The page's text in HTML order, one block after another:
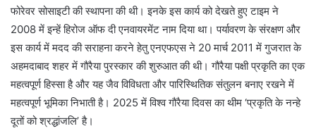
फोरेवर सोसाइटी की स्थापना की थी। इनके इस कार्य को देखते हुए टाइम ने
2008 में इन्हें हिरोज ऑफ दी एनवायरमेंट नाम दिया था। पर्यावरण के संरक्षण और
इस कार्य में मदद की सराहना करने हेतु एनएफएस ने 20 मार्च 2011 में गुजरात के
अहमदाबाद शहर में गौरैया पुरस्कार की शुरुआत की थी। गौरैया पक्षी प्रकृति का एक
महत्वपूर्ण हिस्सा है और यह जैव विविधता और पारिस्थितिक संतुलन बनाए रखने में
महत्वपूर्ण भूमिका निभाती है। 2025 में विश्व गौरैया दिवस का थीम ‘प्रकृति के नन्हे
दूतों को श्रद्धांजलि’ है।